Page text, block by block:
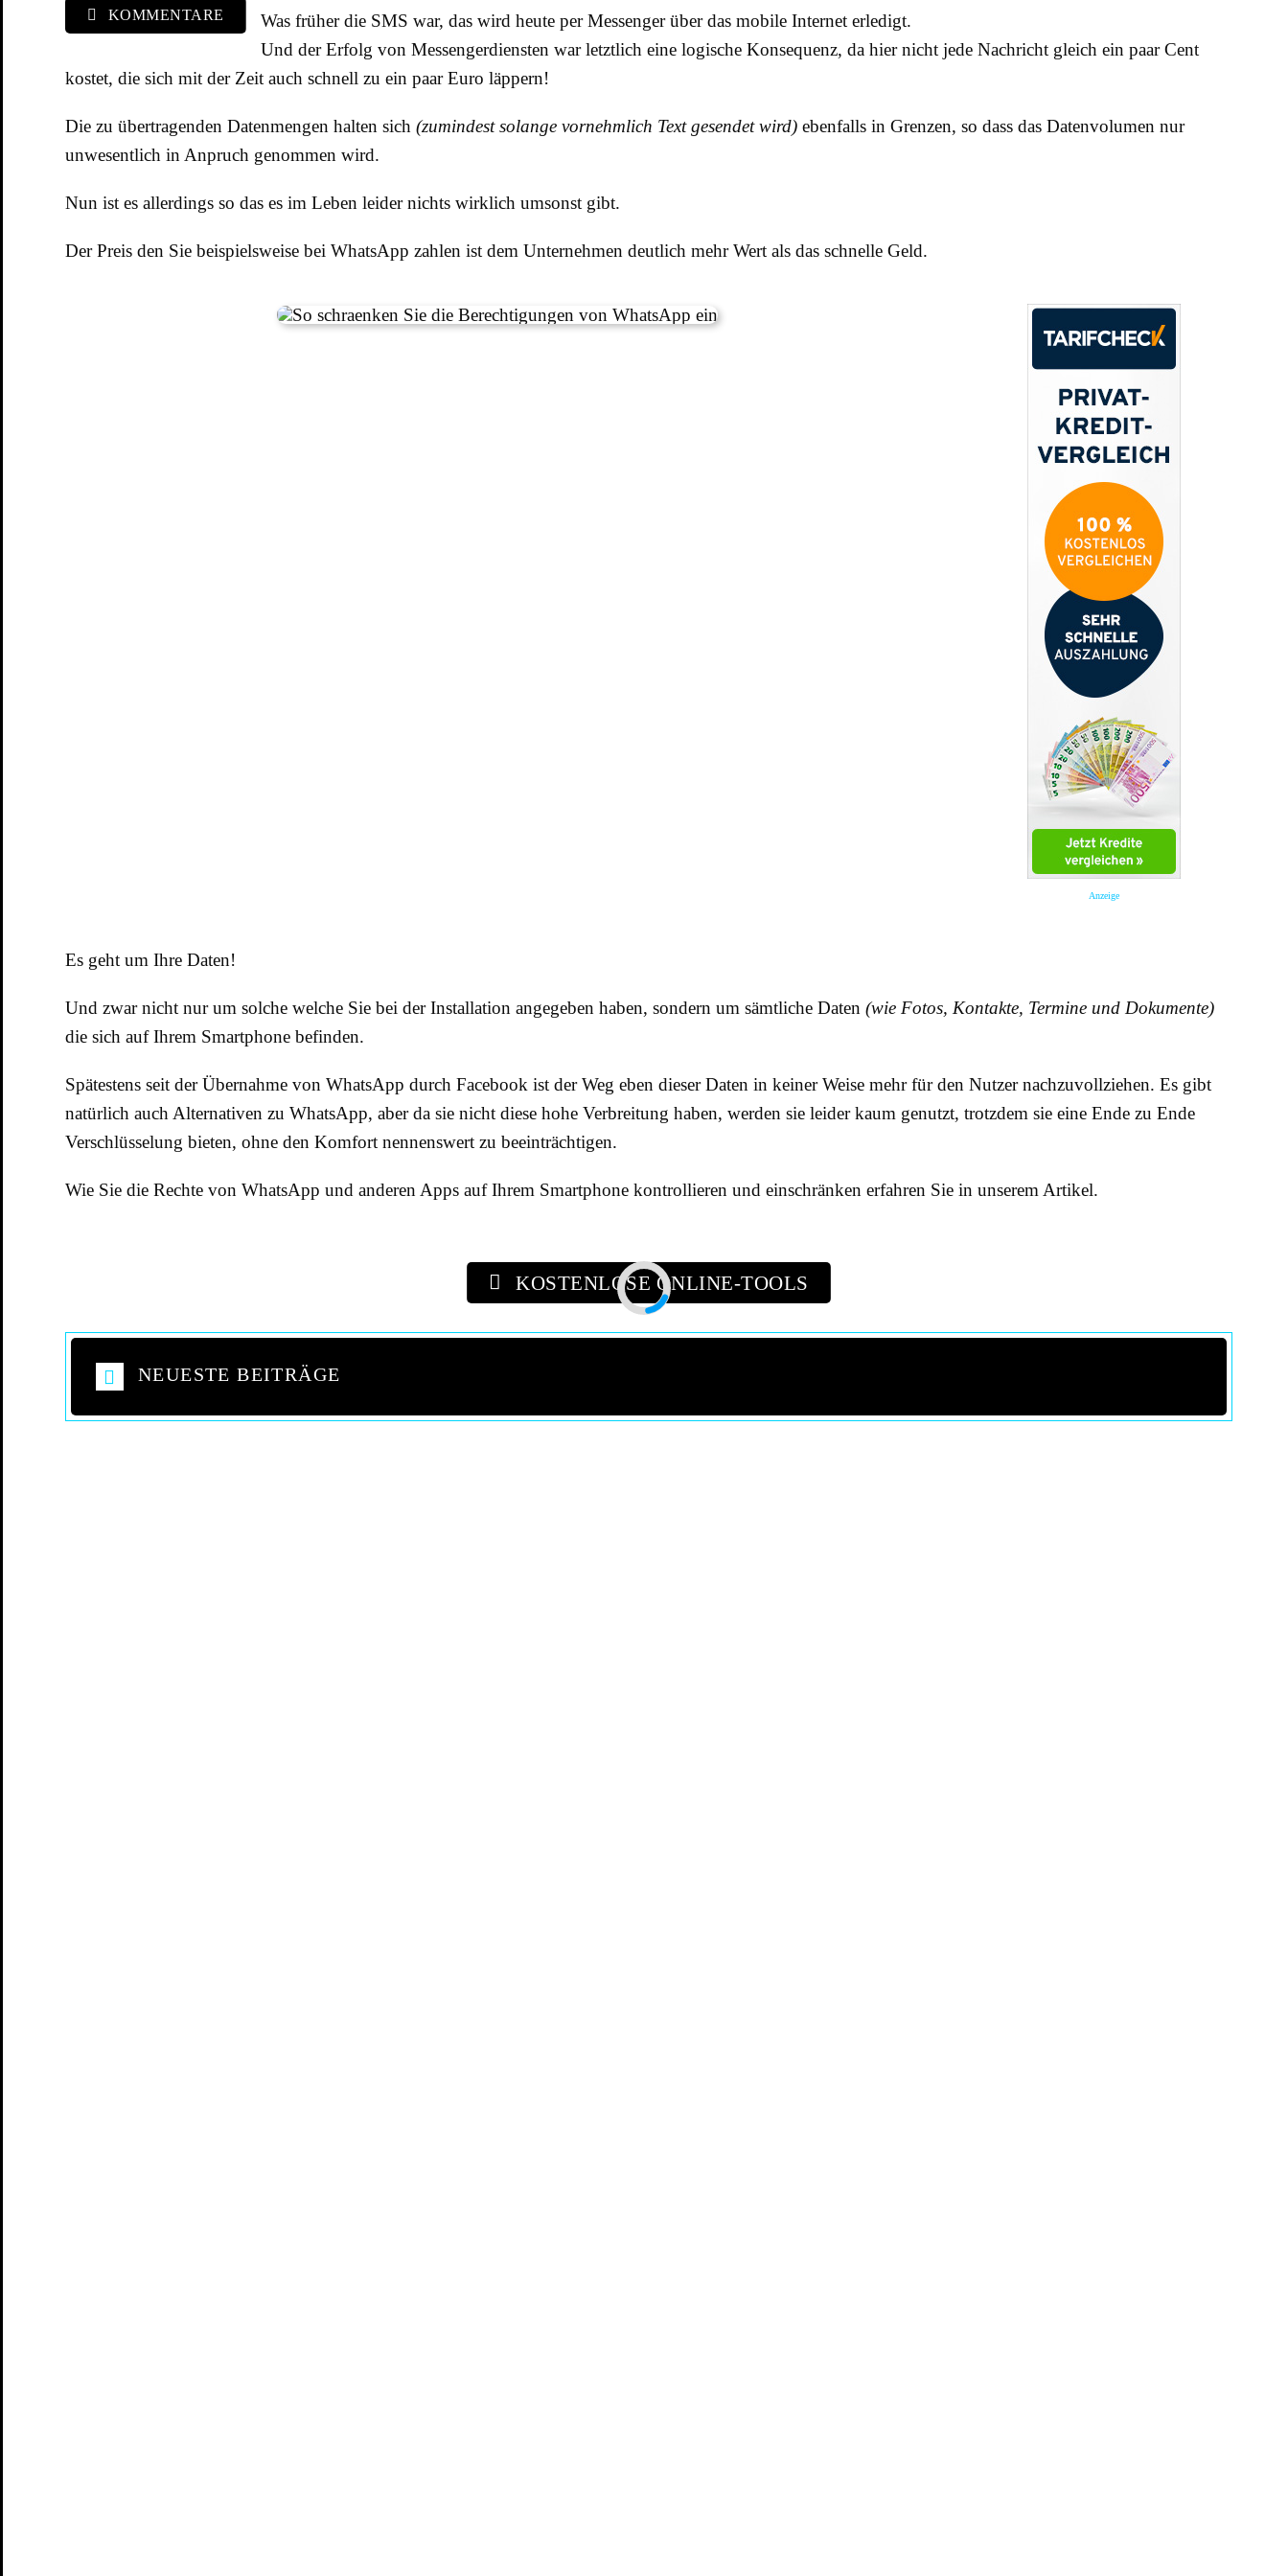
KOMMENTARE
Was früher die SMS war, das wird heute per Messenger über das mobile Internet erledigt.
Und der Erfolg von Messengerdiensten war letztlich eine logische Konsequenz, da hier nicht jede Nachricht gleich ein paar Cent
kostet, die sich mit der Zeit auch schnell zu ein paar Euro läppern!
Die zu übertragenden Datenmengen halten sich (zumindest solange vornehmlich Text gesendet wird) ebenfalls in Grenzen, so dass das Datenvolumen nur
unwesentlich in Anpruch genommen wird.
Nun ist es allerdings so das es im Leben leider nichts wirklich umsonst gibt.
Der Preis den Sie beispielsweise bei WhatsApp zahlen ist dem Unternehmen deutlich mehr Wert als das schnelle Geld.
Anzeige
Es geht um Ihre Daten!
Und zwar nicht nur um solche welche Sie bei der Installation angegeben haben, sondern um sämtliche Daten (wie Fotos, Kontakte, Termine und Dokumente)
die sich auf Ihrem Smartphone befinden.
Spätestens seit der Übernahme von WhatsApp durch Facebook ist der Weg eben dieser Daten in keiner Weise mehr für den Nutzer nachzuvollziehen. Es gibt
natürlich auch Alternativen zu WhatsApp, aber da sie nicht diese hohe Verbreitung haben, werden sie leider kaum genutzt, trotzdem sie eine Ende zu Ende
Verschlüsselung bieten, ohne den Komfort nennenswert zu beeinträchtigen.
Wie Sie die Rechte von WhatsApp und anderen Apps auf Ihrem Smartphone kontrollieren und einschränken erfahren Sie in unserem Artikel.
KOSTENLOSE ONLINE-TOOLS
NEUESTE BEITRÄGE